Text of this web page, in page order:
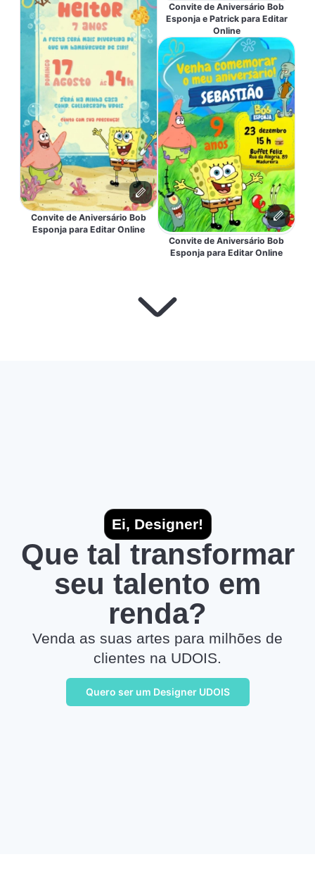
Convite de Aniversário Bob
Esponja para Editar Online
Convite de Aniversário Bob
Esponja e Patrick para Editar
Online
Convite de Aniversário Bob
Esponja para Editar Online
Ei, Designer!
Que tal transformar
seu talento em
renda?
Venda as suas artes para milhões de
clientes na UDOIS.
Quero ser um Designer UDOIS